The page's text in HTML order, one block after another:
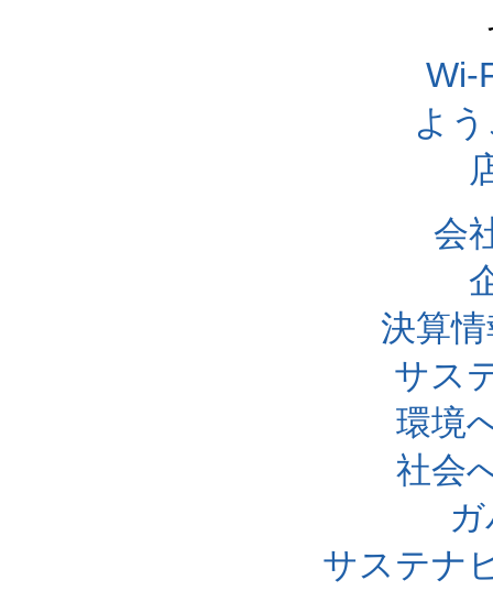
Wi-
よ
会
決算
サス
環境
社会
サステナ